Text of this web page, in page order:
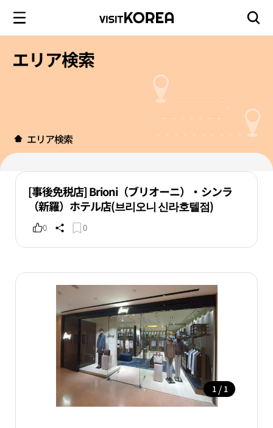
エリア検索
エリア検索
[事後免税店] Brioni（ブリオーニ）・シンラ
（新羅）ホテル店(브리오니 신라호텔점)
0 0
1 / 1